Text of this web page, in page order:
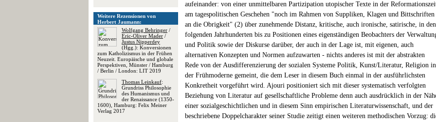
Weitere Rezensionen von
Herbert Jaumann:
Wolfgang Behringer /
Eric-Oliver Mader /
Justus Nipperdey
(Hgg.): Konversionen
zum Katholizismus in der Frühen
Neuzeit. Europäische und globale
Perspektiven, Münster / Hamburg
/ Berlin / London: LIT 2019
Thomas Leinkauf:
Grundriss Philosophie
des Humanismus und
der Renaissance (1350-
1600), Hamburg: Felix Meiner
Verlag 2017
aufeinander: von einer unmittelbaren Partizipation utopischer Texte in der
am tagespolitischen Geschehen "noch im Rahmen von Suppliken, Klagen und Bittschriften
an die Obrigkeit" (2) über zunehmende Distanz, kritische, auch ironische, satirische, in den
folgenden Jahrhunderten bis zu Positionen eines eigenständigen Beobachters der
und Politik sowie der Diskurse darüber, der auch in der Lage ist, mit eigenen, auch
alternativen Konzepten und Normen aufzuwarten - nichts anderes ist mit der abstrakten
Rede von der Ausdifferenzierung der sozialen Systeme Politik, Kunst/Literatur, Religion in
der Frühmoderne gemeint, die dem Leser in diesem Buch einmal in der ausführlichsten
Konkretheit vorgeführt wird. Ajouri positioniert sich mit dieser systematisch verfolgten
Beziehung von Literatur auf gesellschaftliche Probleme denn auch ausdrücklich in der
einer sozialgeschichtlichen und in diesem Sinn empirischen Literaturwissenschaft, und der
beschriebene Doppelcharakter seiner Studie zeitigt einen weiteren methodischen Vorzug: